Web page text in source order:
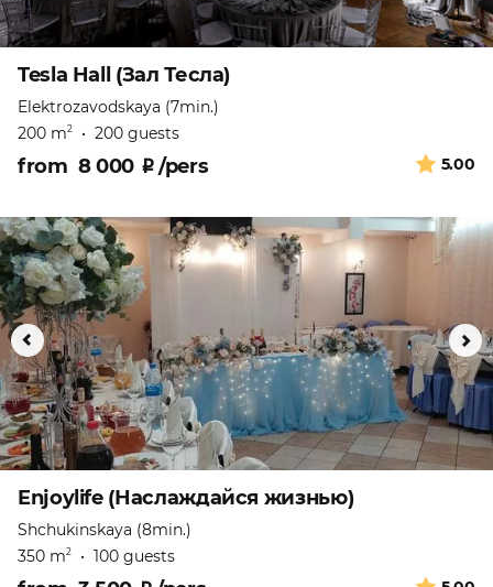
Tesla Hall (Зал Тесла)
Elektrozavodskaya (7min.)
200 m2 • 200 guests
5.00
from 8 000 ₽/pers
Enjoylife (Наслаждайся жизнью)
Shchukinskaya (8min.)
350 m2 • 100 guests